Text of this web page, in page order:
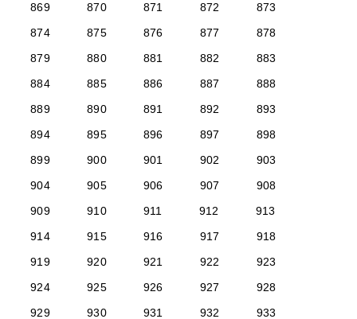
869
870 871 872
873
874
875 876 877
878
879
880 881 882
883
884
885 886 887
888
889
890 891 892
893
894
895 896 897
898
899
900 901 902
903
904
905 906 907
908
909
910 911 912
913
914
915 916 917
918
919
920 921 922
923
924
925 926 927
928
929
930 931 932 933